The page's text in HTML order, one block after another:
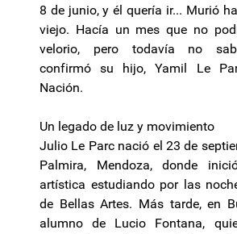
8 de junio, y él quería ir... Murió
viejo. Hacía un mes que no
velorio, pero todavía no
confirmó su hijo, Yamil Le
Nación.
Un legado de luz y movimiento
Julio Le Parc nació el 23 de
Palmira, Mendoza, donde
artística estudiando por las
de Bellas Artes. Más tarde, en
alumno de Lucio Fontana,